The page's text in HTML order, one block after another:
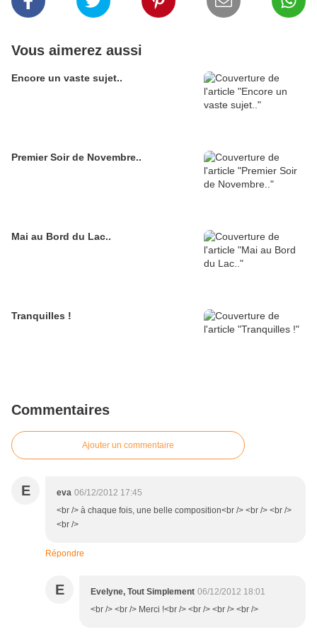
Vous aimerez aussi
Encore un vaste sujet..
Premier Soir de Novembre..
Mai au Bord du Lac..
Tranquilles !
Commentaires
Ajouter un commentaire
E eva 06/12/2012 17:45
<br /> à chaque fois, une belle composition<br /> <br /> <br />
<br />
Répondre
E Evelyne, Tout Simplement 06/12/2012 18:01
<br /> <br /> Merci !<br /> <br /> <br /> <br />